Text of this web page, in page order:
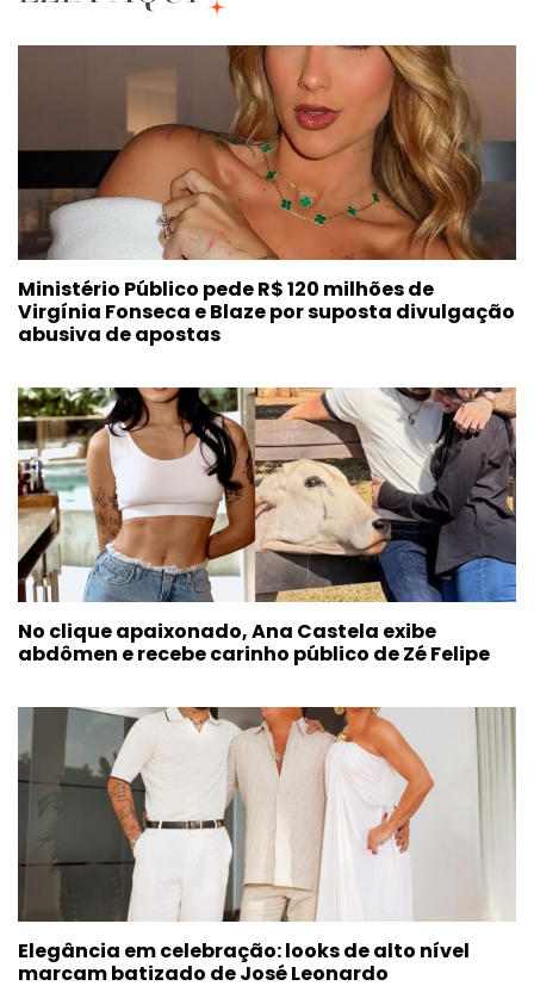
Ministério Público pede R$ 120 milhões de
Virgínia Fonseca e Blaze por suposta divulgação
abusiva de apostas
No clique apaixonado, Ana Castela exibe
abdômen e recebe carinho público de Zé Felipe
Elegância em celebração: looks de alto nível
marcam batizado de José Leonardo